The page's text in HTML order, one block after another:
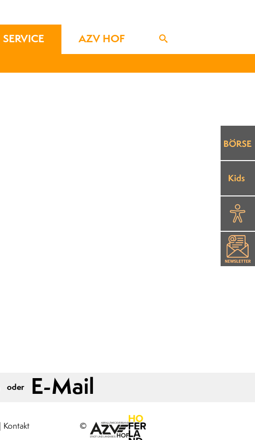
SERVICE AZV HOF
oder E-Mail
Kontakt ©